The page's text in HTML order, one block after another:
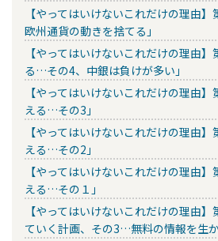
【やってはいけないこれだけの理由
欧州通貨の動きを捨てる」
【やってはいけないこれだけの理由
る…その4、中銀は負けが多い」
【やってはいけないこれだけの理由
える…その3」
【やってはいけないこれだけの理由
える…その2」
【やってはいけないこれだけの理由
える…その１」
【やってはいけないこれだけの理由
ていく計画、その3…無料の情報を生か